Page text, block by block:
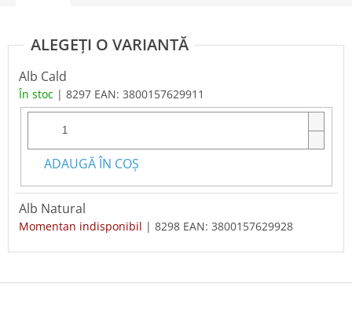
Alb Cald
În stoc | 8297 EAN: 3800157629911
ADAUGĂ ÎN COŞ
Alb Natural
Momentan indisponibil | 8298 EAN: 3800157629928
S